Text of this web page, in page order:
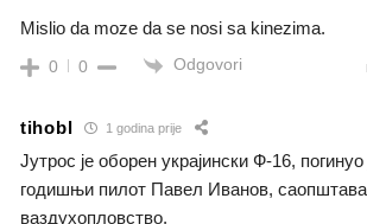
Mislio da moze da se nosi sa kinezima.
0 0 Odgovori
tihobl 1 godina prije
Јутрос је оборен украјински Ф-16,
годишњи пилот Павел Иванов, саопштава
ваздухопловство.